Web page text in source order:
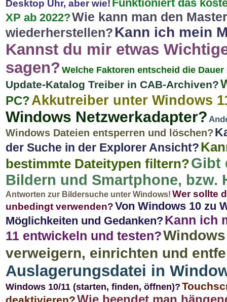
Desktop Uhr, aber wie! Funktioniert das
XP ab 2022?Wie kann man den
wiederherstellen?Kann ich mein
Kannst du mir etwas
sagen? Welche Faktoren entscheid die
Update-Katalog Treiber in CAB-Archiven?
PC?Akkutreiber unter Windows
Windows Netzwerkadapter?
Windows Dateien entsperren und löschen?
der Suche in der Explorer Ansicht?
bestimmte Dateitypen filtern?Gibt
Bildern und Smartphone, bzw.
Antworten zur Bildersuche unter Windows! Wer sollte
unbedingt verwenden?Von Windows 10 zu
Möglichkeiten und Gedanken?Kann ich
11 entwickeln und testen?
verweigern, einrichten und
Auslagerungsdatei in
Windows 10/11 (starten, finden, öffnen)?
Wie beendet man